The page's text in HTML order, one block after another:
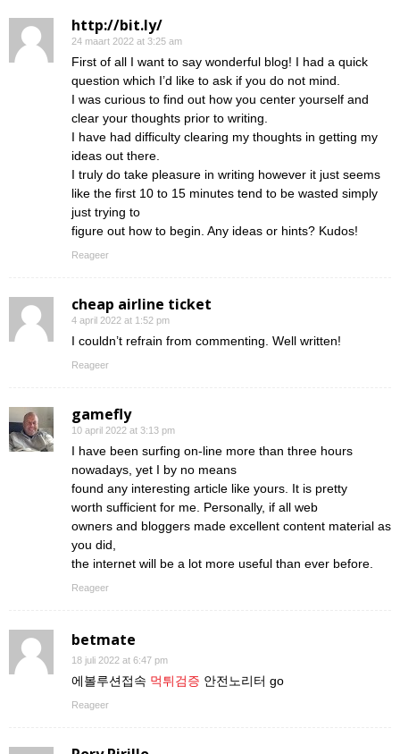
http://bit.ly/
24 maart 2022 at 3:25 am
First of all I want to say wonderful blog! I had a quick
question which I’d like to ask if you do not mind.
I was curious to find out how you center yourself and
clear your thoughts prior to writing.
I have had difficulty clearing my thoughts in getting my
ideas out there.
I truly do take pleasure in writing however it just seems
like the first 10 to 15 minutes tend to be wasted simply
just trying to
figure out how to begin. Any ideas or hints? Kudos!
Reageer
cheap airline ticket
4 april 2022 at 1:52 pm
I couldn’t refrain from commenting. Well written!
Reageer
gamefly
10 april 2022 at 3:13 pm
I have been surfing on-line more than three hours
nowadays, yet I by no means
found any interesting article like yours. It is pretty
worth sufficient for me. Personally, if all web
owners and bloggers made excellent content material as
you did,
the internet will be a lot more useful than ever before.
Reageer
betmate
18 juli 2022 at 6:47 pm
에볼루션접속 먹튀검증 안전노리터 go
Reageer